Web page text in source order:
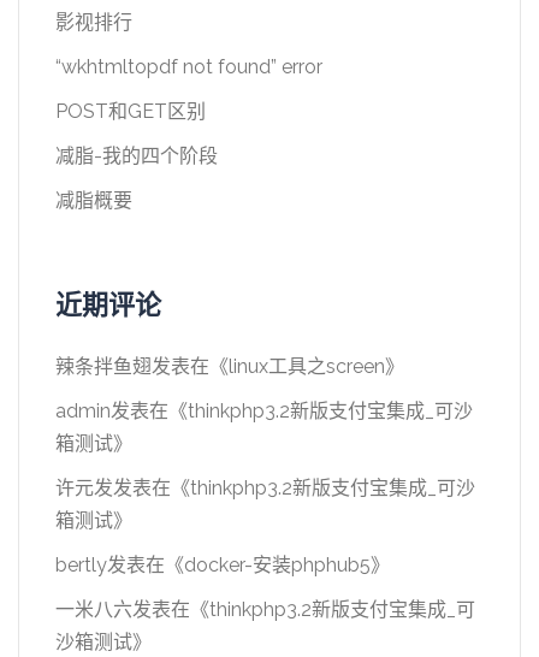
影视排行
“wkhtmltopdf not found” error
POST和GET区别
减脂-我的四个阶段
减脂概要
近期评论
辣条拌鱼翅发表在《linux工具之screen》
admin发表在《thinkphp3.2新版支付宝集成_可沙
箱测试》
许元发发表在《thinkphp3.2新版支付宝集成_可沙
箱测试》
bertly发表在《docker-安装phphub5》
一米八六发表在《thinkphp3.2新版支付宝集成_可
沙箱测试》